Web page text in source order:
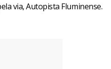
via, Autopista Fluminense.